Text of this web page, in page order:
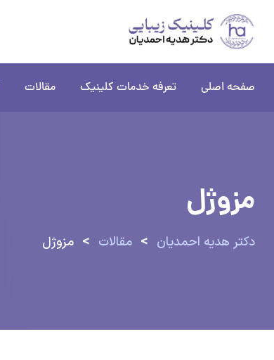
محتوا
صفحه اصلی تعرفه خدمات کلینیک مقالات
مزوژل
دکتر هدیه احمدیان > مقالات > مزوژل